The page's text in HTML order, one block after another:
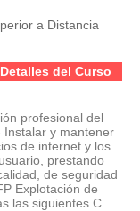
a Distancia
del Curso
profesional del
Instalar y mantener
de internet y los
prestando
de seguridad
Explotación de
las siguientes C...